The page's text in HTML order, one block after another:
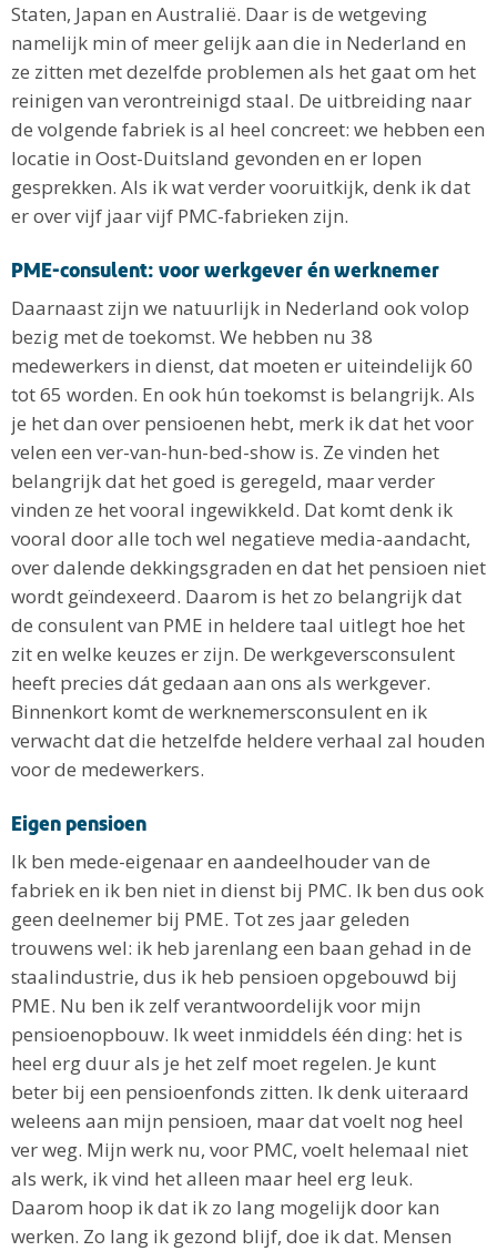
Staten, Japan en Australië. Daar is de wetgeving
namelijk min of meer gelijk aan die in Nederland en
ze zitten met dezelfde problemen als het gaat om het
reinigen van verontreinigd staal. De uitbreiding naar
de volgende fabriek is al heel concreet: we hebben een
locatie in Oost-Duitsland gevonden en er lopen
gesprekken. Als ik wat verder vooruitkijk, denk ik dat
er over vijf jaar vijf PMC-fabrieken zijn.
PME-consulent: voor werkgever én werknemer
Daarnaast zijn we natuurlijk in Nederland ook volop
bezig met de toekomst. We hebben nu 38
medewerkers in dienst, dat moeten er uiteindelijk 60
tot 65 worden. En ook hún toekomst is belangrijk. Als
je het dan over pensioenen hebt, merk ik dat het voor
velen een ver-van-hun-bed-show is. Ze vinden het
belangrijk dat het goed is geregeld, maar verder
vinden ze het vooral ingewikkeld. Dat komt denk ik
vooral door alle toch wel negatieve media-aandacht,
over dalende dekkingsgraden en dat het pensioen niet
wordt geïndexeerd. Daarom is het zo belangrijk dat
de consulent van PME in heldere taal uitlegt hoe het
zit en welke keuzes er zijn. De werkgeversconsulent
heeft precies dát gedaan aan ons als werkgever.
Binnenkort komt de werknemersconsulent en ik
verwacht dat die hetzelfde heldere verhaal zal houden
voor de medewerkers.
Eigen pensioen
Ik ben mede-eigenaar en aandeelhouder van de
fabriek en ik ben niet in dienst bij PMC. Ik ben dus ook
geen deelnemer bij PME. Tot zes jaar geleden
trouwens wel: ik heb jarenlang een baan gehad in de
staalindustrie, dus ik heb pensioen opgebouwd bij
PME. Nu ben ik zelf verantwoordelijk voor mijn
pensioenopbouw. Ik weet inmiddels één ding: het is
heel erg duur als je het zelf moet regelen. Je kunt
beter bij een pensioenfonds zitten. Ik denk uiteraard
weleens aan mijn pensioen, maar dat voelt nog heel
ver weg. Mijn werk nu, voor PMC, voelt helemaal niet
als werk, ik vind het alleen maar heel erg leuk.
Daarom hoop ik dat ik zo lang mogelijk door kan
werken. Zo lang ik gezond blijf, doe ik dat. Mensen